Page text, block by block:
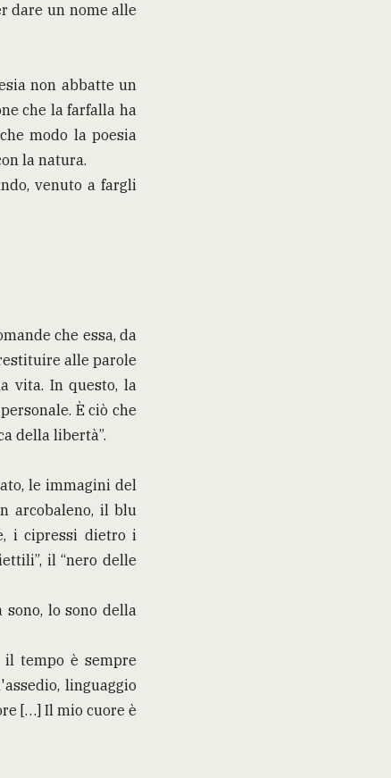
dare un nome alle
non abbatte un
che la farfalla ha
modo la poesia
la natura.
venuto a fargli
che essa, da
alle parole
vita. In questo, la
È ciò che
della libertà”.
le immagini del
arcobaleno, il blu
i cipressi dietro i
il “nero delle
lo sono della
tempo è sempre
linguaggio
[…] Il mio cuore è